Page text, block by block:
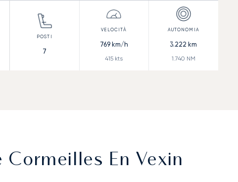
7
769km/h
415 kts
3.222 km
1.740 NM
Cormeilles En Vexin